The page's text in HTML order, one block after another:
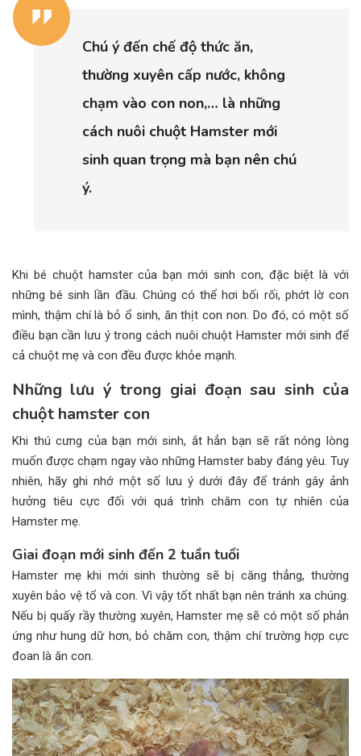
Chú ý đến chế độ thức ăn,
thường xuyên cấp nước, không
chạm vào con non,… là những
cách nuôi chuột Hamster mới
sinh quan trọng mà bạn nên chú
ý.
Khi bé chuột hamster của bạn mới sinh con, đặc biệt là với
những bé sinh lần đầu. Chúng có thể hơi bối rối, phớt lờ con
mình, thậm chí là bỏ ổ sinh, ăn thịt con non. Do đó, có một số
điều bạn cần lưu ý trong cách nuôi chuột Hamster mới sinh để
cả chuột mẹ và con đều được khỏe mạnh.
Những lưu ý trong giai đoạn sau sinh của
chuột hamster con
Khi thú cưng của bạn mới sinh, ắt hẳn bạn sẽ rất nóng lòng
muốn được chạm ngay vào những Hamster baby đáng yêu. Tuy
nhiên, hãy ghi nhớ một số lưu ý dưới đây để tránh gây ảnh
hưởng tiêu cực đối với quá trình chăm con tự nhiên của
Hamster mẹ.
Giai đoạn mới sinh đến 2 tuần tuổi
Hamster mẹ khi mới sinh thường sẽ bị căng thẳng, thường
xuyên bảo vệ tổ và con. Vì vậy tốt nhất bạn nên tránh xa chúng.
Nếu bị quấy rầy thường xuyên, Hamster mẹ sẽ có một số phản
ứng như hung dữ hơn, bỏ chăm con, thậm chí trường hợp cực
đoan là ăn con.